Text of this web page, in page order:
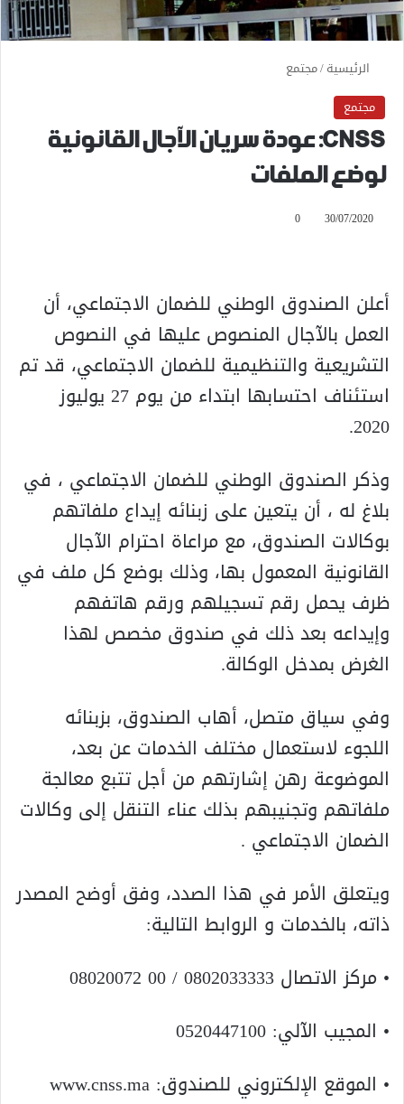
الرئيسية/مجتمع
مجتمع
CNSS: عودة سريان الآجال القانونية
لوضع الملفات
30/07/2020
0
أعلن الصندوق الوطني للضمان الاجتماعي، أن
العمل بالآجال المنصوص عليها في النصوص
التشريعية والتنظيمية للضمان الاجتماعي، قد تم
استئناف احتسابها ابتداء من يوم 27 يوليوز
2020.
وذكر الصندوق الوطني للضمان الاجتماعي ، في
بلاغ له ، أن يتعين على زبنائه إيداع ملفاتهم
بوكالات الصندوق، مع مراعاة احترام الآجال
القانونية المعمول بها، وذلك بوضع كل ملف في
ظرف يحمل رقم تسجيلهم ورقم هاتفهم
وإيداعه بعد ذلك في صندوق مخصص لهذا
الغرض بمدخل الوكالة.
وفي سياق متصل، أهاب الصندوق، بزبنائه
اللجوء لاستعمال مختلف الخدمات عن بعد،
الموضوعة رهن إشارتهم من أجل تتبع معالجة
ملفاتهم وتجنيبهم بذلك عناء التنقل إلى وكالات
الضمان الاجتماعي .
ويتعلق الأمر في هذا الصدد، وفق أوضح المصدر
ذاته، بالخدمات و الروابط التالية:
• مركز الاتصال 0802033333 / 00 08020072
• المجيب الآلي: 0520447100
• الموقع الإلكتروني للصندوق: www.cnss.ma